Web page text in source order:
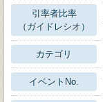
引率者比率
（ガイドレシオ）
カテゴリ
イベントNo.